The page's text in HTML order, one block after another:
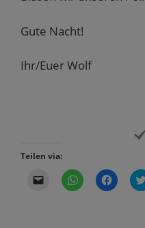
Gute Nacht!
Ihr/Euer Wolf
Teilen via:
K
l
K
l